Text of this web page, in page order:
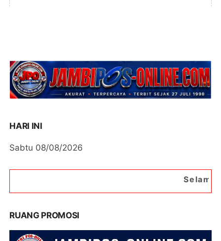
HARI INI
Sabtu 08/08/2026
Selamat Datang di
RUANG PROMOSI